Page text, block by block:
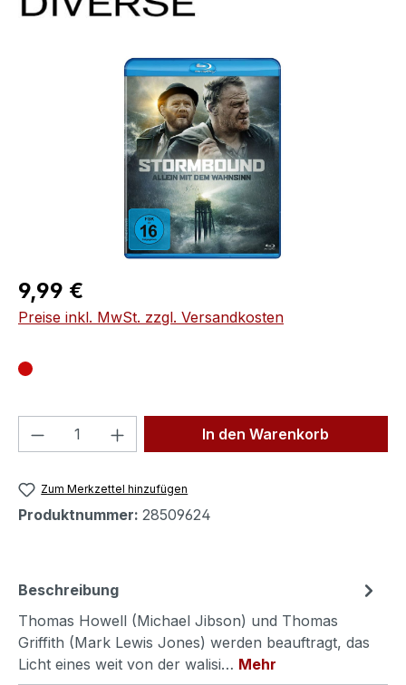
Bildergalerie überspringen
Regulärer Preis:
9,99 €
Preise inkl. MwSt. zzgl. Versandkosten
Produkt Anzahl: Gib denIn den Warenkorb
Zum Merkzettel hinzufügen
Produktnummer: 28509624
Beschreibung
Thomas Howell (Michael Jibson) und Thomas
Griffith (Mark Lewis Jones) werden beauftragt, das
Licht eines weit von der walisi… Mehr